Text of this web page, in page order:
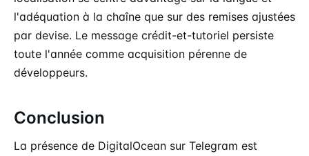
l'adéquation à la chaîne que sur des remises ajustées
par devise. Le message crédit-et-tutoriel persiste
toute l'année comme acquisition pérenne de
développeurs.
Conclusion
La présence de DigitalOcean sur Telegram est